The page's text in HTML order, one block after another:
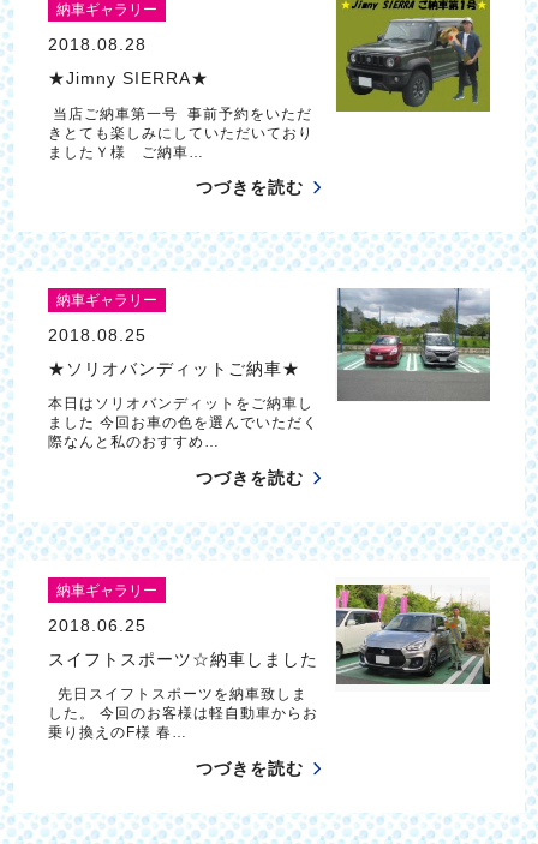
納車ギャラリー
2018.08.28
★Jimny SIERRA★
当店ご納車第一号 事前予約をいただ
きとても楽しみにしていただいており
ましたＹ様 ご納車…
つづきを読む
納車ギャラリー
2018.08.25
★ソリオバンディットご納車★
本日はソリオバンディットをご納車し
ました 今回お車の色を選んでいただく
際なんと私のおすすめ…
つづきを読む
納車ギャラリー
2018.06.25
スイフトスポーツ☆納車しました
先日スイフトスポーツを納車致しま
した。 今回のお客様は軽自動車からお
乗り換えのF様 春…
つづきを読む